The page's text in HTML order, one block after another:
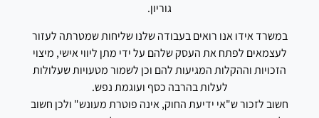
גוריון.
במשרד אידו אנו רואים בעבודה שלנו שליחות שמטרתה לעזור
לעצמאים לפתח את העסק שלהם על ידי מתן ליווי אישי, מיצוי
הזכויות וההקלות המגיעות להם וכן לשמור מטעויות שעלולות
לעלות בהרבה כסף ועוגמת נפש.
חשוב לזכור ש"אי ידיעת החוק, אינה פוטרת מעונש" ולכן חשוב